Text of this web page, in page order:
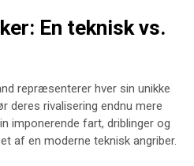
En teknisk vs.
repræsenterer hver sin unikke
deres rivalisering endnu mere
imponerende fart, driblinger og
af en moderne teknisk angriber.